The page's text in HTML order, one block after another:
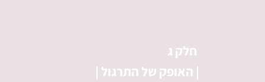
| האופק של התרגול |
חלק ג